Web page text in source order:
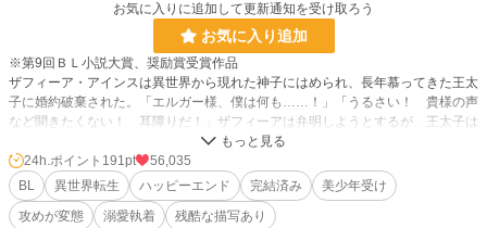
お気に入りに追加して更新通知を受け取ろう
お気に入り追加
※第9回ＢＬ小説大賞、奨励賞受賞作品
ザフィーア・アインスは異世界から現れた神子にはめられ、長年慕ってきた王太
子に婚約破棄された。「エルガー様、僕は何も……！」「うるさい！ 貴様の声
など聞きたくない！ 耳障りだ！」ザフィーアは弁明しようとするが、王太子は
アインス公爵は牢屋に入れられたザフィーアを「アインス公爵家の恥さらし
が！」と罵り頬を叩く。
婚約者に裏切られ、親に見捨てられたザフィーアは、神子を害した悪人として国
境近くの教会に幽閉されることになる。
24h.ポイント 191pt
56,035
BL
異世界転生 ハッピーエンド 完結済み
美少年受け
攻めが変態
溺愛執着
残酷な描写あり